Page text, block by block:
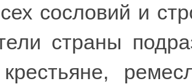
сословий и
страны